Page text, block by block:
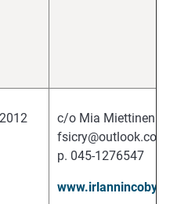
c/o Mia Miettinen
fsicry@outlook.com
p. 045-1276547